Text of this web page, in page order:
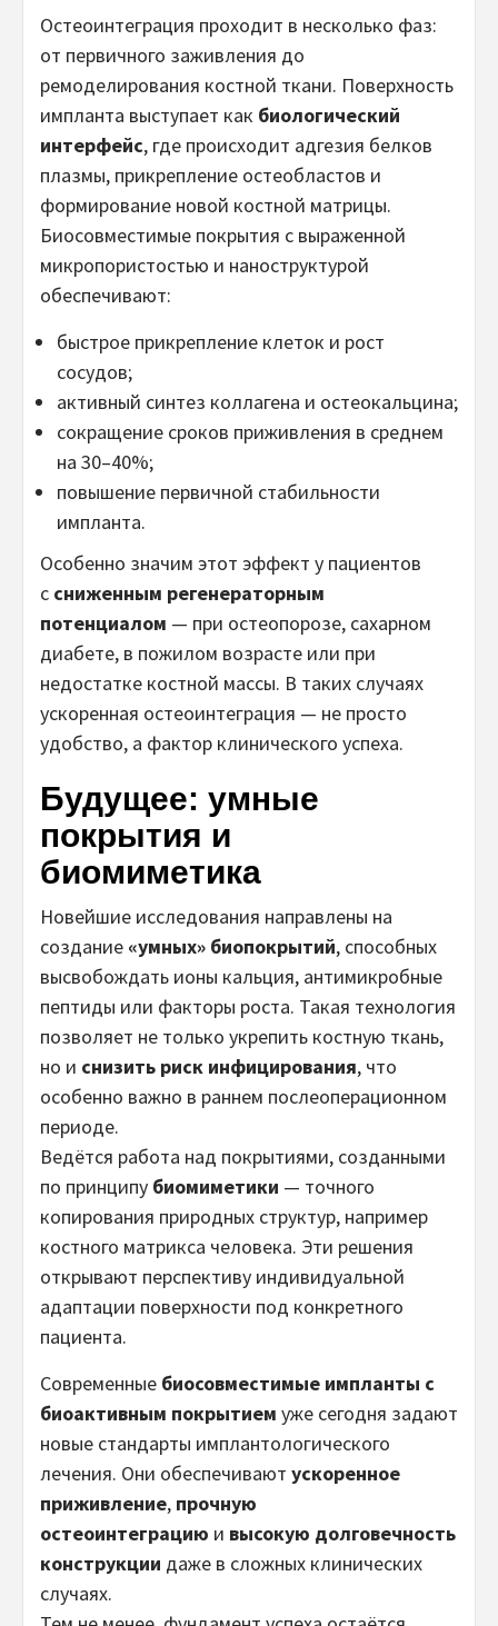
Остеоинтеграция проходит в несколько фаз:
от первичного заживления до
ремоделирования костной ткани. Поверхность
импланта выступает как биологический
интерфейс, где происходит адгезия белков
плазмы, прикрепление остеобластов и
формирование новой костной матрицы.
Биосовместимые покрытия с выраженной
микропористостью и наноструктурой
обеспечивают:
быстрое прикрепление клеток и рост
сосудов;
активный синтез коллагена и остеокальцина;
сокращение сроков приживления в среднем
на 30–40%;
повышение первичной стабильности
импланта.
Особенно значим этот эффект у пациентов
с сниженным регенераторным
потенциалом — при остеопорозе, сахарном
диабете, в пожилом возрасте или при
недостатке костной массы. В таких случаях
ускоренная остеоинтеграция — не просто
удобство, а фактор клинического успеха.
Будущее: умные
покрытия и
биомиметика
Новейшие исследования направлены на
создание «умных» биопокрытий, способных
высвобождать ионы кальция, антимикробные
пептиды или факторы роста. Такая технология
позволяет не только укрепить костную ткань,
но и снизить риск инфицирования, что
особенно важно в раннем послеоперационном
периоде.
Ведётся работа над покрытиями, созданными
по принципу биомиметики — точного
копирования природных структур, например
костного матрикса человека. Эти решения
открывают перспективу индивидуальной
адаптации поверхности под конкретного
пациента.
Современные биосовместимые импланты с
биоактивным покрытием уже сегодня задают
новые стандарты имплантологического
лечения. Они обеспечивают ускоренное
приживление, прочную
остеоинтеграцию и высокую долговечность
конструкции даже в сложных клинических
случаях.